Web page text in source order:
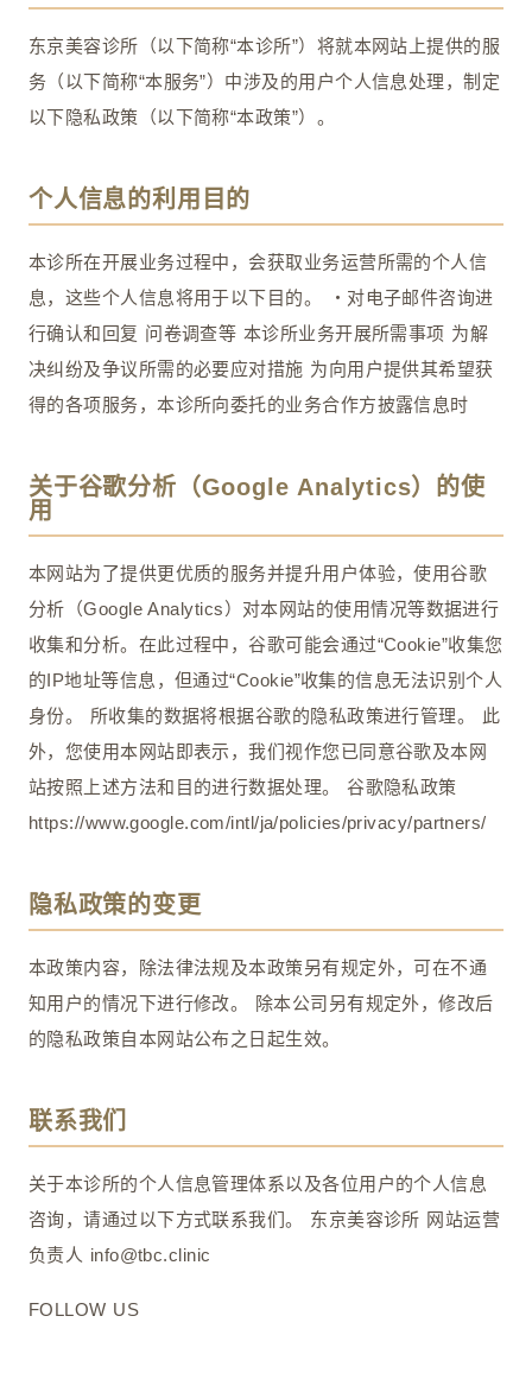
东京美容诊所（以下简称“本诊所”）将就本网站上提供的服
务（以下简称“本服务”）中涉及的用户个人信息处理，制定
以下隐私政策（以下简称“本政策”）。
个人信息的利用目的
本诊所在开展业务过程中，会获取业务运营所需的个人信
息，这些个人信息将用于以下目的。 ・对电子邮件咨询进
行确认和回复 问卷调查等 本诊所业务开展所需事项 为解
决纠纷及争议所需的必要应对措施 为向用户提供其希望获
得的各项服务，本诊所向委托的业务合作方披露信息时
关于谷歌分析（Google Analytics）的使
用
本网站为了提供更优质的服务并提升用户体验，使用谷歌
分析（Google Analytics）对本网站的使用情况等数据进行
收集和分析。在此过程中，谷歌可能会通过“Cookie”收集您
的IP地址等信息，但通过“Cookie”收集的信息无法识别个人
身份。 所收集的数据将根据谷歌的隐私政策进行管理。 此
外，您使用本网站即表示，我们视作您已同意谷歌及本网
站按照上述方法和目的进行数据处理。 谷歌隐私政策
https://www.google.com/intl/ja/policies/privacy/partners/
隐私政策的变更
本政策内容，除法律法规及本政策另有规定外，可在不通
知用户的情况下进行修改。 除本公司另有规定外，修改后
的隐私政策自本网站公布之日起生效。
联系我们
关于本诊所的个人信息管理体系以及各位用户的个人信息
咨询，请通过以下方式联系我们。 东京美容诊所 网站运营
负责人 info@tbc.clinic
FOLLOW US